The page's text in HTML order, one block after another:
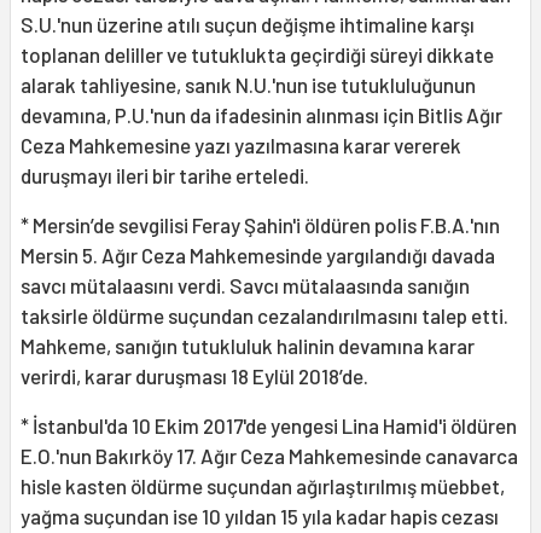
S.U.'nun üzerine atılı suçun değişme ihtimaline karşı
toplanan deliller ve tutuklukta geçirdiği süreyi dikkate
alarak tahliyesine, sanık N.U.'nun ise tutukluluğunun
devamına, P.U.'nun da ifadesinin alınması için Bitlis Ağır
Ceza Mahkemesine yazı yazılmasına karar vererek
duruşmayı ileri bir tarihe erteledi.
* Mersin’de sevgilisi Feray Şahin'i öldüren polis F.B.A.'nın
Mersin 5. Ağır Ceza Mahkemesinde yargılandığı davada
savcı mütalaasını verdi. Savcı mütalaasında sanığın
taksirle öldürme suçundan cezalandırılmasını talep etti.
Mahkeme, sanığın tutukluluk halinin devamına karar
verirdi, karar duruşması 18 Eylül 2018’de.
* İstanbul'da 10 Ekim 2017'de yengesi Lina Hamid'i öldüren
E.O.'nun Bakırköy 17. Ağır Ceza Mahkemesinde canavarca
hisle kasten öldürme suçundan ağırlaştırılmış müebbet,
yağma suçundan ise 10 yıldan 15 yıla kadar hapis cezası